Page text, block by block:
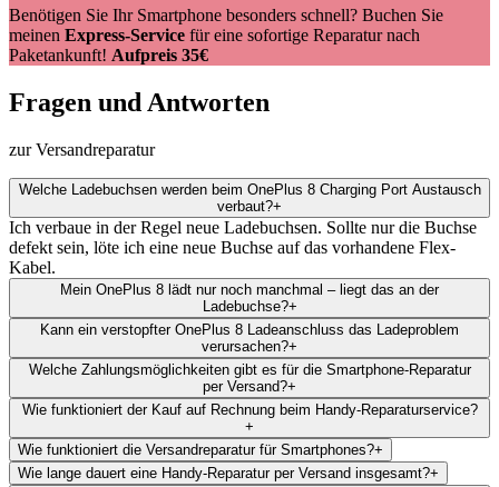
Benötigen Sie Ihr Smartphone besonders schnell? Buchen Sie
meinen Express-Service für eine sofortige Reparatur nach
Paketankunft! Aufpreis 35€
Fragen und Antworten
zur Versandreparatur
Welche Ladebuchsen werden beim OnePlus 8 Charging Port Austausch
verbaut?+
Ich verbaue in der Regel neue Ladebuchsen. Sollte nur die Buchse
defekt sein, löte ich eine neue Buchse auf das vorhandene Flex-
Kabel.
Mein OnePlus 8 lädt nur noch manchmal – liegt das an der
Ladebuchse?+
Kann ein verstopfter OnePlus 8 Ladeanschluss das Ladeproblem
verursachen?+
Welche Zahlungsmöglichkeiten gibt es für die Smartphone-Reparatur
per Versand?+
Wie funktioniert der Kauf auf Rechnung beim Handy-Reparaturservice?
+
Wie funktioniert die Versandreparatur für Smartphones?+
Wie lange dauert eine Handy-Reparatur per Versand insgesamt?+